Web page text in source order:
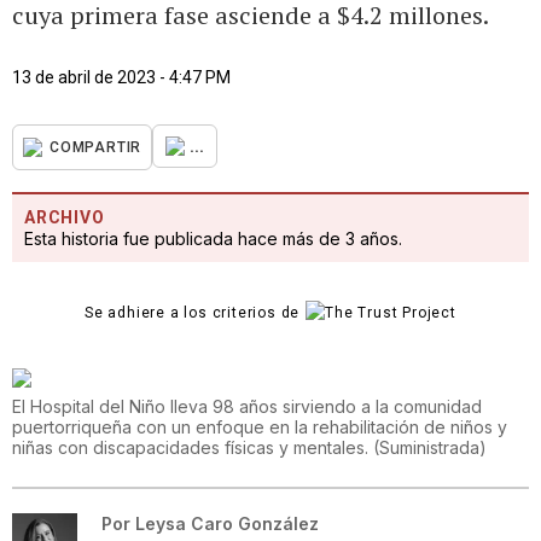
cuya primera fase asciende a $4.2 millones.
13 de abril de 2023 - 4:47 PM
COMPARTIR ...
ARCHIVO
Esta historia fue publicada hace más de 3 años.
Se adhiere a los criterios de
El Hospital del Niño lleva 98 años sirviendo a la comunidad
puertorriqueña con un enfoque en la rehabilitación de niños y
niñas con discapacidades físicas y mentales. (Suministrada)
Por Leysa Caro González